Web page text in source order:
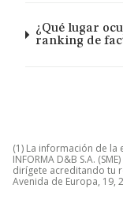
¿Qué lugar
ranking de
(1) La información de
INFORMA D&B S.A.
dirígete acreditando tu
Avenida de Europa, 19,